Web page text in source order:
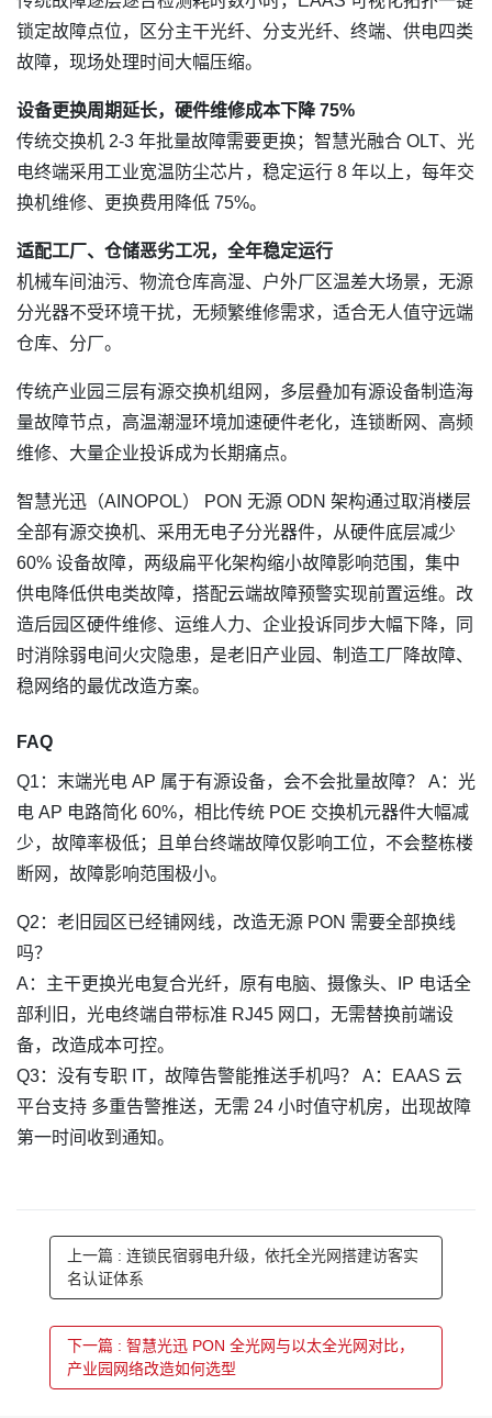
锁定故障点位，区分主干光纤、分支光纤、终端、供电四类
故障，现场处理时间大幅压缩。
设备更换周期延长，硬件维修成本下降 75%
传统交换机 2-3 年批量故障需要更换；智慧光融合 OLT、光
电终端采用工业宽温防尘芯片，稳定运行 8 年以上，每年交
换机维修、更换费用降低 75%。
适配工厂、仓储恶劣工况，全年稳定运行
机械车间油污、物流仓库高湿、户外厂区温差大场景，无源
分光器不受环境干扰，无频繁维修需求，适合无人值守远端
仓库、分厂。
传统产业园三层有源交换机组网，多层叠加有源设备制造海
量故障节点，高温潮湿环境加速硬件老化，连锁断网、高频
维修、大量企业投诉成为长期痛点。
智慧光迅（AINOPOL） PON 无源 ODN 架构通过取消楼层
全部有源交换机、采用无电子分光器件，从硬件底层减少
60% 设备故障，两级扁平化架构缩小故障影响范围，集中
供电降低供电类故障，搭配云端故障预警实现前置运维。改
造后园区硬件维修、运维人力、企业投诉同步大幅下降，同
时消除弱电间火灾隐患，是老旧产业园、制造工厂降故障、
稳网络的最优改造方案。
FAQ
Q1：末端光电 AP 属于有源设备，会不会批量故障？ A：光
电 AP 电路简化 60%，相比传统 POE 交换机元器件大幅减
少，故障率极低；且单台终端故障仅影响工位，不会整栋楼
断网，故障影响范围极小。
Q2：老旧园区已经铺网线，改造无源 PON 需要全部换线
吗？
A：主干更换光电复合光纤，原有电脑、摄像头、IP 电话全
部利旧，光电终端自带标准 RJ45 网口，无需替换前端设
备，改造成本可控。
Q3：没有专职 IT，故障告警能推送手机吗？ A：EAAS 云
平台支持 多重告警推送，无需 24 小时值守机房，出现故障
第一时间收到通知。
上一篇 : 连锁民宿弱电升级，依托全光网搭建访客实
名认证体系
下一篇 : 智慧光迅 PON 全光网与以太全光网对比，
产业园网络改造如何选型